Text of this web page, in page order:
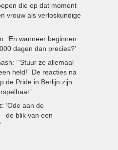
die op dat moment
vrouw als verloskundige
‘En wanneer beginnen
dagen dan precies?’
‘“Stuur ze allemaal
held!” De reacties na
de Pride in Berlijn zijn
‘Ode aan de
de blik van een